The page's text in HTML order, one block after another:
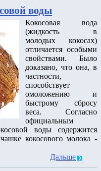
воды
Кокосовая вода
(жидкость в
молодых кокосах)
отличается особыми
свойствами. Было
доказано, что она, в
частности,
способствует
омоложению и
быстрому сбросу
веса. Согласно
официальным
воды содержится
кокосового молока -
Дальше